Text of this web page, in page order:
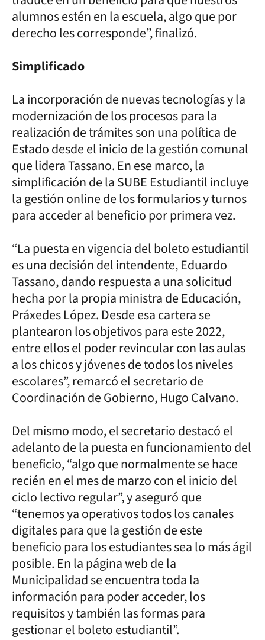
alumnos estén en la escuela, algo que por
derecho les corresponde”, finalizó.
Simplificado
La incorporación de nuevas tecnologías y la
modernización de los procesos para la
realización de trámites son una política de
Estado desde el inicio de la gestión comunal
que lidera Tassano. En ese marco, la
simplificación de la SUBE Estudiantil incluye
la gestión online de los formularios y turnos
para acceder al beneficio por primera vez.
“La puesta en vigencia del boleto estudiantil
es una decisión del intendente, Eduardo
Tassano, dando respuesta a una solicitud
hecha por la propia ministra de Educación,
Práxedes López. Desde esa cartera se
plantearon los objetivos para este 2022,
entre ellos el poder revincular con las aulas
a los chicos y jóvenes de todos los niveles
escolares”, remarcó el secretario de
Coordinación de Gobierno, Hugo Calvano.
Del mismo modo, el secretario destacó el
adelanto de la puesta en funcionamiento del
beneficio, “algo que normalmente se hace
recién en el mes de marzo con el inicio del
ciclo lectivo regular”, y aseguró que
“tenemos ya operativos todos los canales
digitales para que la gestión de este
beneficio para los estudiantes sea lo más ágil
posible. En la página web de la
Municipalidad se encuentra toda la
información para poder acceder, los
requisitos y también las formas para
gestionar el boleto estudiantil”.